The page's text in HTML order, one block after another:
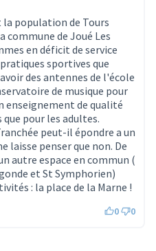
population de Tours
commune de Joué Les
en déficit de service
sportives que
des antennes de l'école
de musique pour
enseignement de qualité
pour les adultes.
peut-il épondre a un
laisse penser que non. De
autre espace en commun (
et St Symphorien)
: la place de la Marne !
0 0